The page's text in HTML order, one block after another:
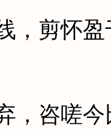
剪怀盈
咨嗟今